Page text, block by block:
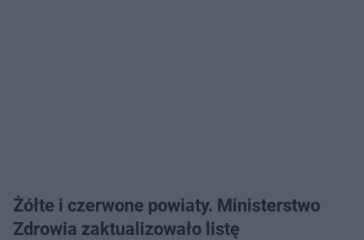
Żółte i czerwone powiaty. Ministerstwo
Zdrowia zaktualizowało listę